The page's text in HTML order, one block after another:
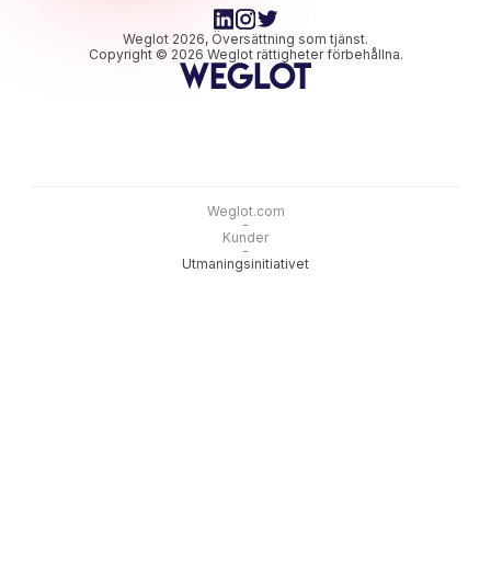
Weglot 2026, Översättning som tjänst.
Copyright © 2026 Weglot rättigheter förbehållna.
Weglot.com
-
Kunder
-
Utmaningsinitiativet